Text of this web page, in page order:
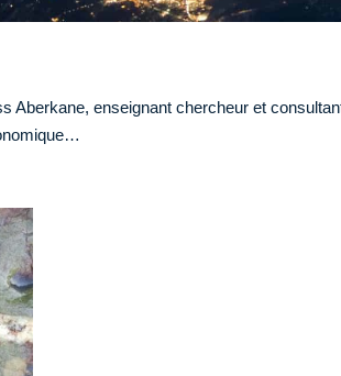
Aberkane, enseignant chercheur et